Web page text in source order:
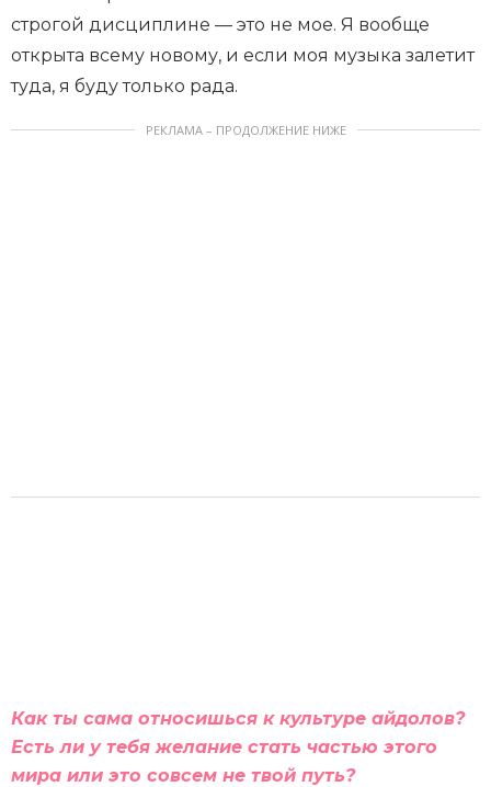
строгой дисциплине — это не мое. Я вообще
открыта всему новому, и если моя музыка залетит
туда, я буду только рада.
РЕКЛАМА – ПРОДОЛЖЕНИЕ НИЖЕ
Как ты сама относишься к культуре айдолов?
Есть ли у тебя желание стать частью этого
мира или это совсем не твой путь?